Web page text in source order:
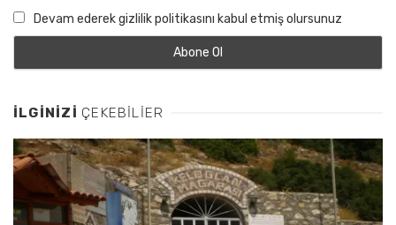
Devam ederek gizlilik politikasını kabul etmiş olursunuz
İLGINIZI ÇEKEBILIER